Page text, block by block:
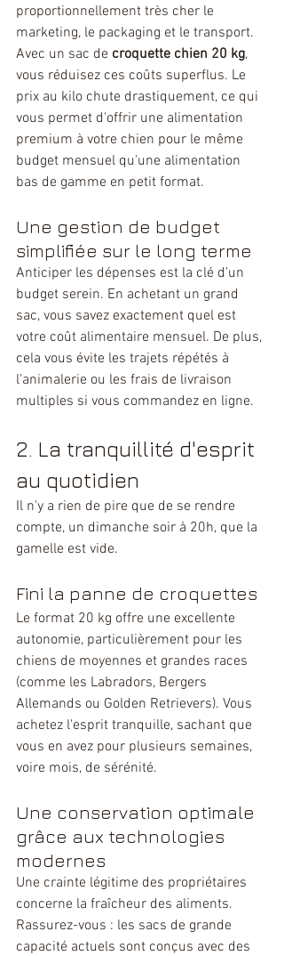
proportionnellement très cher le
marketing, le packaging et le transport.
Avec un sac de croquette chien 20 kg,
vous réduisez ces coûts superflus. Le
prix au kilo chute drastiquement, ce qui
vous permet d'offrir une alimentation
premium à votre chien pour le même
budget mensuel qu'une alimentation
bas de gamme en petit format.
Une gestion de budget
simplifiée sur le long terme
Anticiper les dépenses est la clé d'un
budget serein. En achetant un grand
sac, vous savez exactement quel est
votre coût alimentaire mensuel. De plus,
cela vous évite les trajets répétés à
l'animalerie ou les frais de livraison
multiples si vous commandez en ligne.
2. La tranquillité d'esprit
au quotidien
Il n'y a rien de pire que de se rendre
compte, un dimanche soir à 20h, que la
gamelle est vide.
Fini la panne de croquettes
Le format 20 kg offre une excellente
autonomie, particulièrement pour les
chiens de moyennes et grandes races
(comme les Labradors, Bergers
Allemands ou Golden Retrievers). Vous
achetez l'esprit tranquille, sachant que
vous en avez pour plusieurs semaines,
voire mois, de sérénité.
Une conservation optimale
grâce aux technologies
modernes
Une crainte légitime des propriétaires
concerne la fraîcheur des aliments.
Rassurez-vous : les sacs de grande
capacité actuels sont conçus avec des